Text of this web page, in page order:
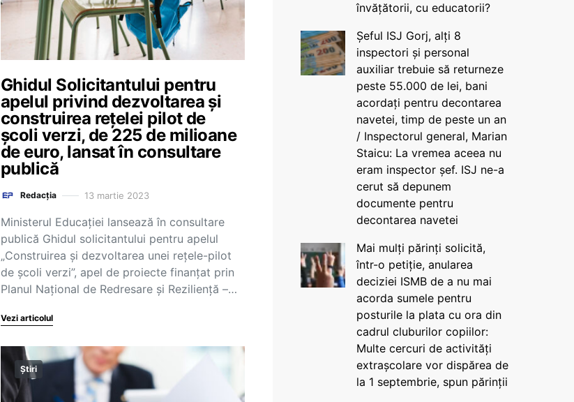
Ghidul Solicitantului pentru
apelul privind dezvoltarea și
construirea rețelei pilot de
școli verzi, de 225 de milioane
de euro, lansat în consultare
publică
Redacția 13 martie 2023
Ministerul Educației lansează în consultare
publică Ghidul solicitantului pentru apelul
„Construirea și dezvoltarea unei rețele-pilot
de școli verzi”, apel de proiecte finanțat prin
Planul Național de Redresare și Reziliență –…
Vezi articolul
Știri
învățătorii, cu educatorii?
Șeful ISJ Gorj, alți 8
inspectori și personal
auxiliar trebuie să returneze
peste 55.000 de lei, bani
acordați pentru decontarea
navetei, timp de peste un an
/ Inspectorul general, Marian
Staicu: La vremea aceea nu
eram inspector șef. ISJ ne-a
cerut să depunem
documente pentru
decontarea navetei
Mai mulți părinți solicită,
într-o petiție, anularea
deciziei ISMB de a nu mai
acorda sumele pentru
posturile la plata cu ora din
cadrul cluburilor copiilor:
Multe cercuri de activități
extrașcolare vor dispărea de
la 1 septembrie, spun părinții